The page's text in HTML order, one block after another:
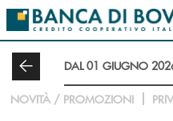
Salta al contenuto principale
DAL 01 GIUGNO
NOVITÀ / PROMOZIONI